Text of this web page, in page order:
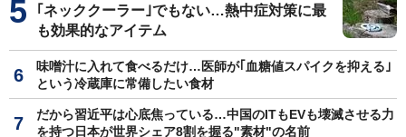
｢ネッククーラー｣でもない…熱中症対策に最
も効果的なアイテム
味噌汁に入れて食べるだけ…医師が｢血糖値スパイクを抑える｣
という冷蔵庫に常備したい食材
だから習近平は心底焦っている…中国のITもEVも壊滅させる力
を持つ日本が世界シェア8割を握る"素材"の名前